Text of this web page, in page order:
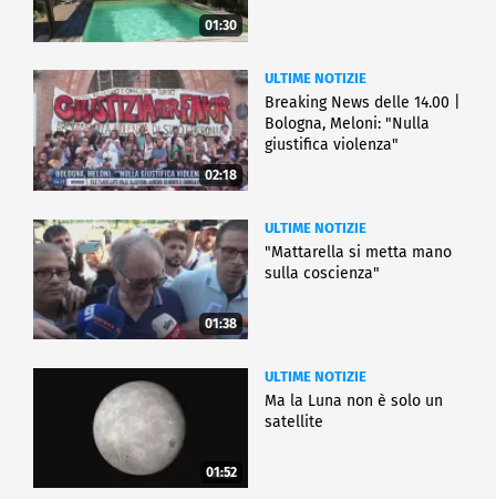
01:30
02:18
ULTIME NOTIZIE
Breaking News delle 14.00 |
Bologna, Meloni: "Nulla
giustifica violenza"
01:38
ULTIME NOTIZIE
"Mattarella si metta mano
sulla coscienza"
01:52
ULTIME NOTIZIE
Ma la Luna non è solo un
satellite